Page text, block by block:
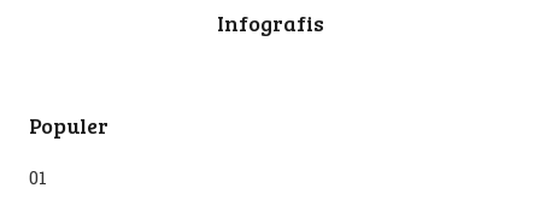
Infografis
Populer
01